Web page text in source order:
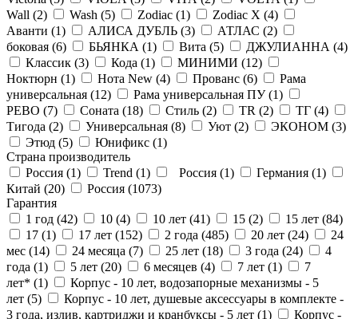
Wall (2) Wash (5) Zodiac (1) Zodiac X (4)
Аванти (1) АЛИСА ДУБЛЬ (3) АТЛАС (2)
боковая (6) БЬЯНКА (1) Вита (5) ДЖУЛИАННА (4)
Классик (3) Кода (1) МИНИМИ (12)
Ноктюрн (1) Нота New (4) Прованс (6)
Рама
универсальная (12) Рама универсальная ПУ (1)
РЕВО (7) Соната (18) Стиль (2) ТR (2) ТГ (4)
Тигода (2) Универсальная (8) Уют (2) ЭКОНОМ (3)
Этюд (5) Юнификс (1)
Страна производитель
Россия (1) Trend (1) Россия (1) Германия (1)
Китай (20) Россия (1073)
Гарантия
1 год (42) 10 (4) 10 лет (41) 15 (2) 15 лет (84)
17 (1) 17 лет (152) 2 года (485) 20 лет (24)
24
мес (14) 24 месяца (7) 25 лет (18) 3 года (24)
4
года (1) 5 лет (20) 6 месяцев (4) 7 лет (1)
7
лет* (1)
Корпус - 10 лет, водозапорные механизмы - 5
лет (5)
Корпус - 10 лет, душевые аксессуары в комплекте -
3 года, излив, картриджи и кранбуксы - 5 лет (1) Корпус -